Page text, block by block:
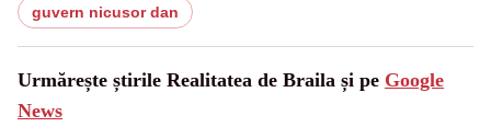
guvern nicusor dan
Urmărește știrile Realitatea de Braila și pe Google
News